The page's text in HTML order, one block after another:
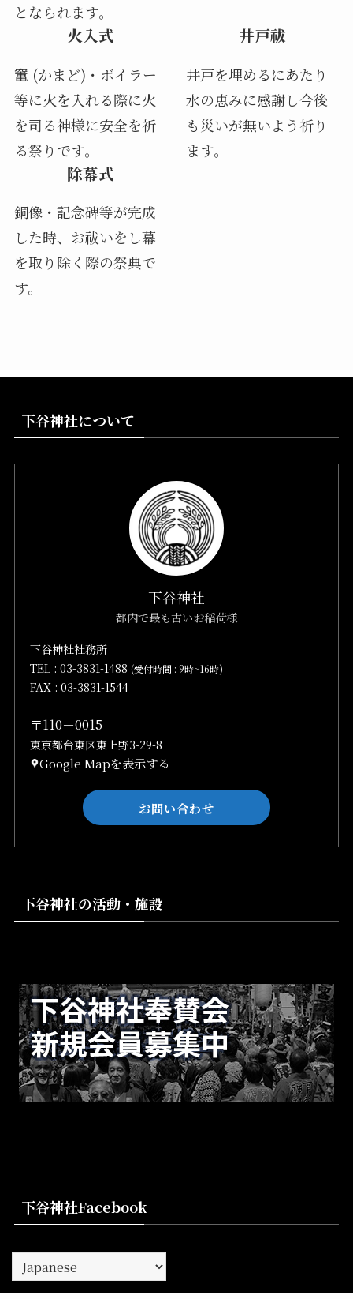
となられます。
火入式
竃 (かまど)・ボイラー
等に火を入れる際に火
を司る神様に安全を祈
る祭りです。
井戸祓
井戸を埋めるにあたり
水の恵みに感謝し今後
も災いが無いよう祈り
ます。
除幕式
銅像・記念碑等が完成
した時、お祓いをし幕
を取り除く際の祭典で
す。
下谷神社について
下谷神社
都内で最も古いお稲荷様
下谷神社社務所
TEL :03-3831-1488 (受付時間 : 9時~16時)
FAX : 03-3831-1544
〒110－0015
東京都台東区東上野3-29-8
Google Mapを表示する
お問い合わせ
下谷神社の活動・施設